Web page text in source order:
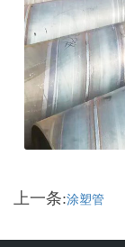
上一条:涂塑管